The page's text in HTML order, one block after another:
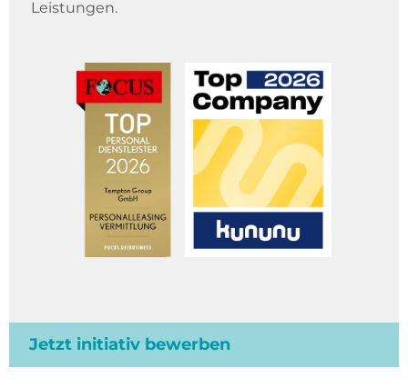
Leistungen.
Jetzt initiativ bewerben